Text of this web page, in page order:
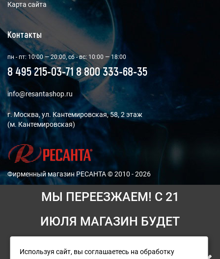
МЫ ПЕРЕЕЗЖАЕМ! С 21
ИЮЛЯ МАГАЗИН БУДЕТ
РАБОТАТЬ ПО НОВОМУ
Карта сайта
Контакты
пн - пт: 10:00 — 20:00, сб - вс: 10:00 — 18:00
8 495 215-03-71 8 800 333-68-35
info@resantashop.ru
г. Москва, ул. Кантемировская, 58, 2 этаж
(м. Кантемировская)
Фирменный магазин РЕСАНТА © 2010 - 2026
Мы принимаем платежи:
Используя сайт, вы соглашаетесь на обработку